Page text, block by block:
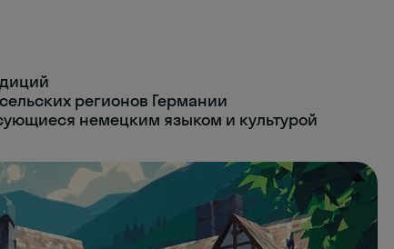
регионов Германии
немецким языком и культурой